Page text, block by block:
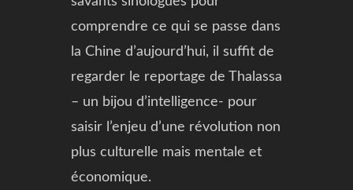
comprendre ce qui se passe dans
la Chine d’aujourd’hui, il suffit de
regarder le reportage de Thalassa
– un bijou d’intelligence- pour
saisir l’enjeu d’une révolution non
plus culturelle mais mentale et
économique.